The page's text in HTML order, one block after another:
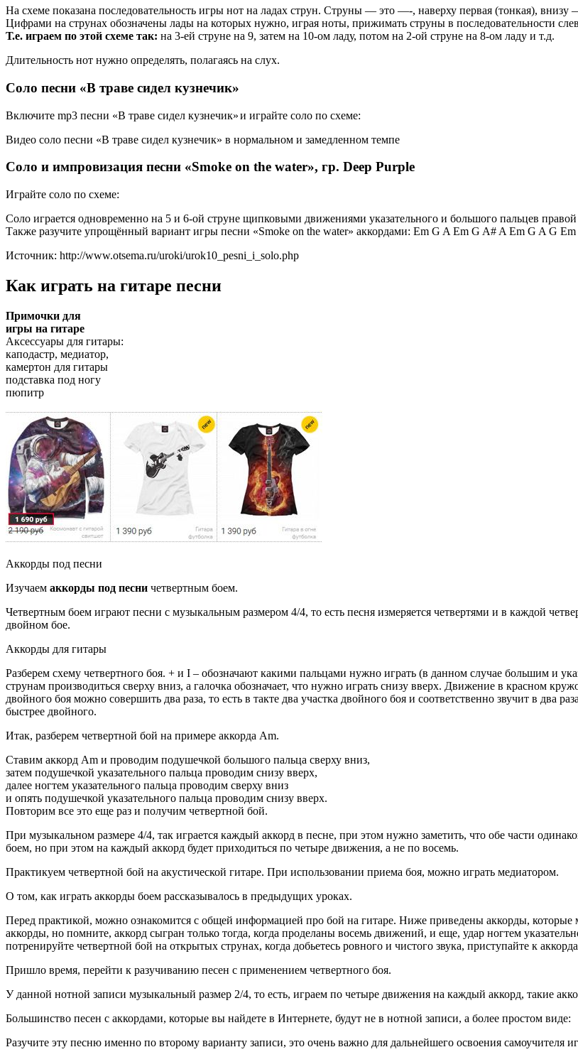
На схеме показана последовательность игры нот на ладах струн. Струны — это —-, наверху первая (тонкая), внизу
Цифрами на струнах обозначены лады на которых нужно, играя ноты, прижимать струны в последовательности
Т.е. играем по этой схеме так: на 3-ей струне на 9, затем на 10-ом ладу, потом на 2-ой струне на 8-ом ладу и т.д.
Длительность нот нужно определять, полагаясь на слух.
Соло песни «В траве сидел кузнечик»
Включите mp3 песни «В траве сидел кузнечик»и играйте соло по схеме:
Видео соло песни «В траве сидел кузнечик» в нормальном и замедленном темпе
Соло и импровизация песни «Smoke on the water», гр. Deep Purple
Играйте соло по схеме:
Соло играется одновременно на 5 и 6-ой струне щипковыми движениями указательного и большого пальцев
Также разучите упрощённый вариант игры песни «Smoke on the water» аккордами: Em G A Em G A# A Em G A G Em
Источник: http://www.otsema.ru/uroki/urok10_pesni_i_solo.php
Как играть на гитаре песни
Примочки для
игры на гитаре
Аксессуары для гитары:
каподастр, медиатор,
камертон для гитары
подставка под ногу
пюпитр
Аккорды под песни
Изучаем аккорды под песни четвертным боем.
Четвертным боем играют песни с музыкальным размером 4/4, то есть песня измеряется четвертями и в каждой
двойном бое.
Аккорды для гитары
Разберем схему четвертного боя. + и I – обозначают какими пальцами нужно играть (в данном случае большим и
струнам производиться сверху вниз, а галочка обозначает, что нужно играть снизу вверх. Движение в красном
двойного боя можно совершить два раза, то есть в такте два участка двойного боя и соответственно звучит в два
быстрее двойного.
Итак, разберем четвертной бой на примере аккорда Am.
Ставим аккорд Am и проводим подушечкой большого пальца сверху вниз,
затем подушечкой указательного пальца проводим снизу вверх,
далее ногтем указательного пальца проводим сверху вниз
и опять подушечкой указательного пальца проводим снизу вверх.
Повторим все это еще раз и получим четвертной бой.
При музыкальном размере 4/4, так играется каждый аккорд в песне, при этом нужно заметить, что обе части
боем, но при этом на каждый аккорд будет приходиться по четыре движения, а не по восемь.
Практикуем четвертной бой на акустической гитаре. При использовании приема боя, можно играть медиатором.
О том, как играть аккорды боем рассказывалось в предыдущих уроках.
Перед практикой, можно ознакомится с общей информацией про бой на гитаре. Ниже приведены аккорды, которые
аккорды, но помните, аккорд сыгран только тогда, когда проделаны восемь движений, и еще, удар ногтем
потренируйте четвертной бой на открытых струнах, когда добьетесь ровного и чистого звука, приступайте к
Пришло время, перейти к разучиванию песен с применением четвертного боя.
У данной нотной записи музыкальный размер 2/4, то есть, играем по четыре движения на каждый аккорд, такие
Большинство песен с аккордами, которые вы найдете в Интернете, будут не в нотной записи, а более простом виде:
Разучите эту песню именно по второму варианту записи, это очень важно для дальнейшего освоения самоучителя